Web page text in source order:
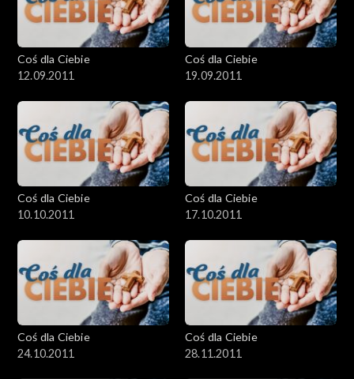
Coś dla Ciebie
12.09.2011
Coś dla Ciebie
19.09.2011
Coś dla Ciebie
10.10.2011
Coś dla Ciebie
17.10.2011
Coś dla Ciebie
24.10.2011
Coś dla Ciebie
28.11.2011